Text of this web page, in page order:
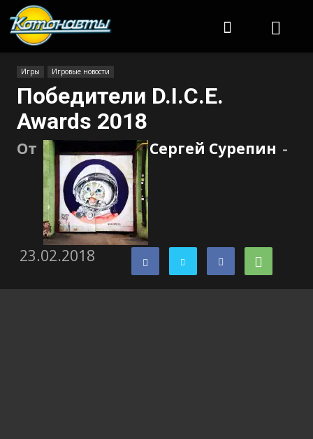
Игры Игровые новости
Победители D.I.C.E.
Awards 2018
От Сергей Сурепин -
23.02.2018